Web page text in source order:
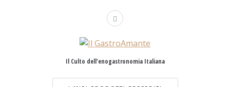
Il Culto dell'enogastronomia Italiana